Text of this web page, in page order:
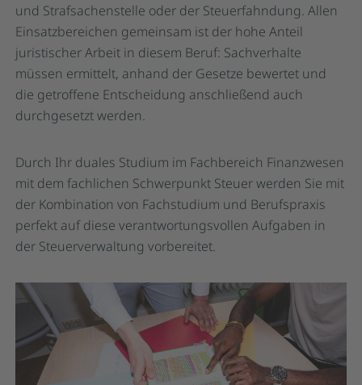
und Strafsachenstelle oder der Steuerfahndung. Allen
Einsatzbereichen gemeinsam ist der hohe Anteil
juristischer Arbeit in diesem Beruf: Sachverhalte
müssen ermittelt, anhand der Gesetze bewertet und
die getroffene Entscheidung anschließend auch
durchgesetzt werden.
Durch Ihr duales Studium im Fachbereich Finanzwesen
mit dem fachlichen Schwerpunkt Steuer werden Sie mit
der Kombination von Fachstudium und Berufspraxis
perfekt auf diese verantwortungsvollen Aufgaben in
der Steuerverwaltung vorbereitet.